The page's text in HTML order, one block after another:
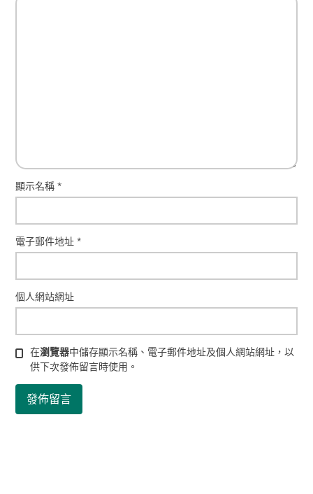
顯示名稱*
電子郵件地址*
個人網站網址
在瀏覽器中儲存顯示名稱、電子郵件地址及個人網站網址，以
供下次發佈留言時使用。